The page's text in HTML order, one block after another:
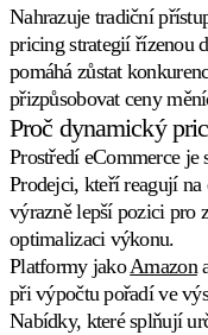
na
každém
Amazon
marketplace.
eBay
Zůstaňte
konkurenceschopní
u
každého
inzerátu
na
eBay.
Nahrazuje tradiční
pricing strategií řízenou
pomáhá zůstat
přizpůsobovat ceny
Proč dynamický
Prostředí eCommerce je
Prodejci, kteří reagují na
výrazně lepší pozici pro
optimalizaci výkonu.
Platformy jakoAmazon
při výpočtu pořadí ve
Nabídky, které splňují